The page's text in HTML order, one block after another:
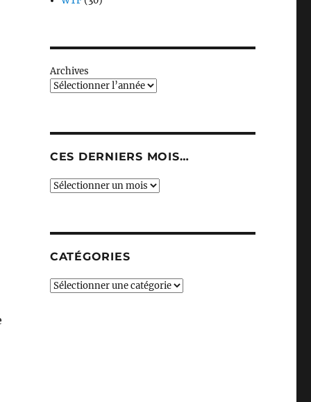
Archives
CES DERNIERS MOIS…
Ces
CATÉGORIES
Catégories